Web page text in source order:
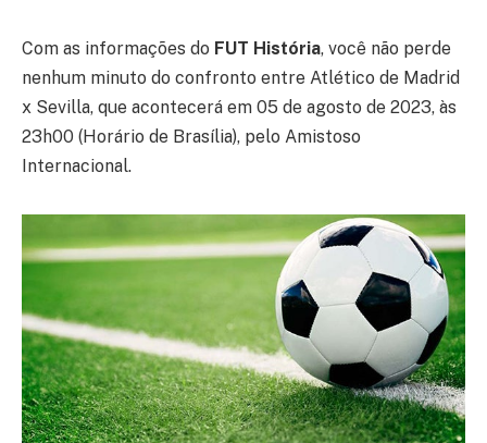
Com as informações do FUT História, você não perde
nenhum minuto do confronto entre Atlético de Madrid
x Sevilla, que acontecerá em 05 de agosto de 2023, às
23h00 (Horário de Brasília), pelo Amistoso
Internacional.